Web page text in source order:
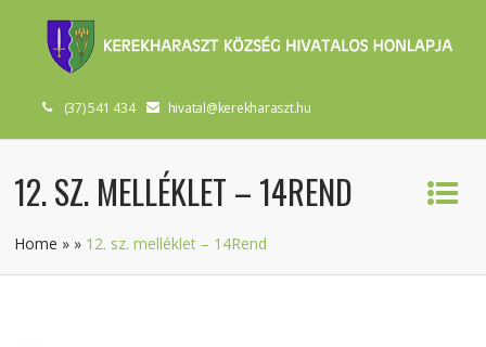
(37) 541 434 hivatal@kerekharaszt.hu
12. SZ. MELLÉKLET – 14REND
Home » » 12. sz. melléklet – 14Rend